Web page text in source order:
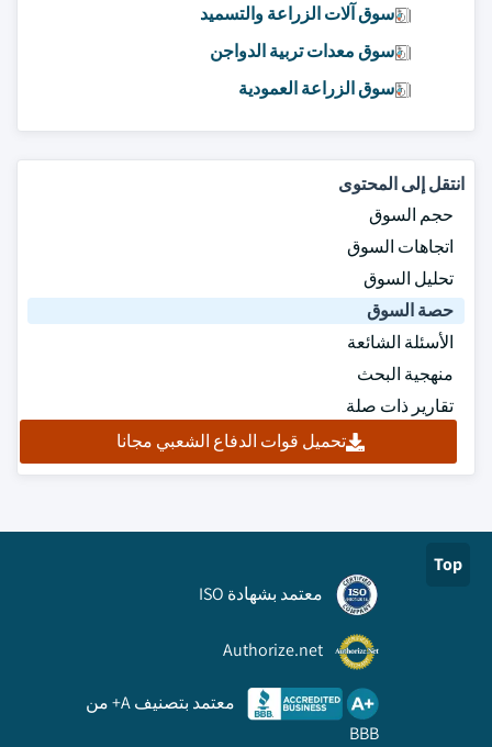
سوق آلات الزراعة والتسميد
سوق معدات تربية الدواجن
سوق الزراعة العمودية
انتقل إلى المحتوى
حجم السوق
اتجاهات السوق
تحليل السوق
حصة السوق
الأسئلة الشائعة
منهجية البحث
تقارير ذات صلة
تحميل قوات الدفاع الشعبي مجانا
Top
معتمد بشهادة ISO
Authorize.net
معتمد بتصنيف A+ من
BBB